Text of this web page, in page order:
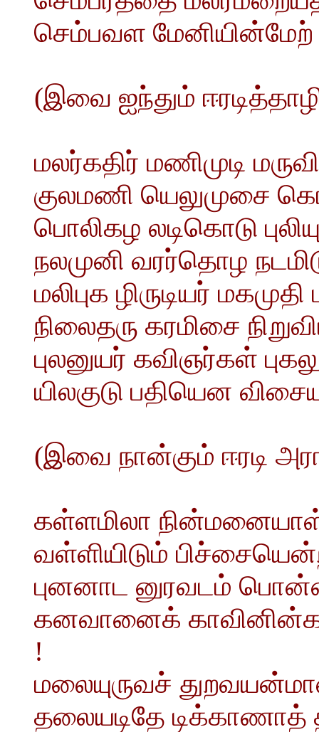
செம்பவள மேனியின்மேற்
(இவை ஐந்தும்
மலர்கதிர் மணிமுடி
குலமணி யெலுமுசை
பொலிகழ லடிகொடு
நலமுனி வரர்தொழ
மலிபுக ழிருடியர் மகமுதி
நிலைதரு கரமிசை
புலனுயர் கவிஞர்கள்
யிலகுடு பதியென
(இவை நான்கும் ஈரடி
கள்ளமிலா
வள்ளியிடும்
புனனாட னுரவடம்
கனவானைக்
!
மலையுருவச்
தலையடிதே டிக்காணாத்